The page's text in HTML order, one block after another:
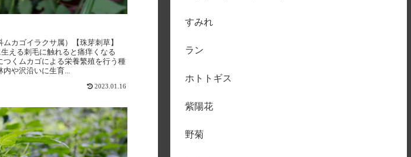
カゴイラクサ属）【珠芽刺草】
生える刺毛に触れると痛痒くなる
つくムカゴによる栄養繁殖を行う種
内や沢沿いに生育...
2023.01.16
すみれ
ラン
ホトトギス
紫陽花
野菊